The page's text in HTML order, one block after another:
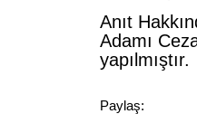
Anıt
Adamı
yapılmıştır.
Paylaş: